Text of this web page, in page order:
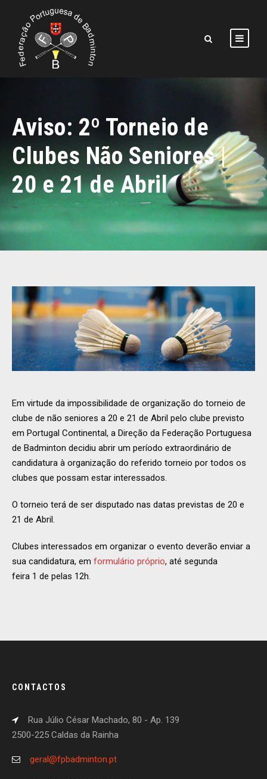
Aviso: 2º Torneio de
Clubes Não Seniores |
20 e 21 de Abril
Em virtude da impossibilidade de organização do torneio de
clube de não seniores a 20 e 21 de Abril pelo clube previsto
em Portugal Continental, a Direção da Federação Portuguesa
de Badminton decidiu abrir um período extraordinário de
candidatura à organização do referido torneio por todos os
clubes que possam estar interessados.
O torneio terá de ser disputado nas datas previstas de 20 e
21 de Abril.
Clubes interessados em organizar o evento deverão enviar a
sua candidatura, em formulário próprio, até segunda
feira 1 de pelas 12h.
CONTACTOS
Rua Júlio César Machado, 80 - Ap. 139
2500-225 Caldas da Rainha
geral@fpbadminton.pt